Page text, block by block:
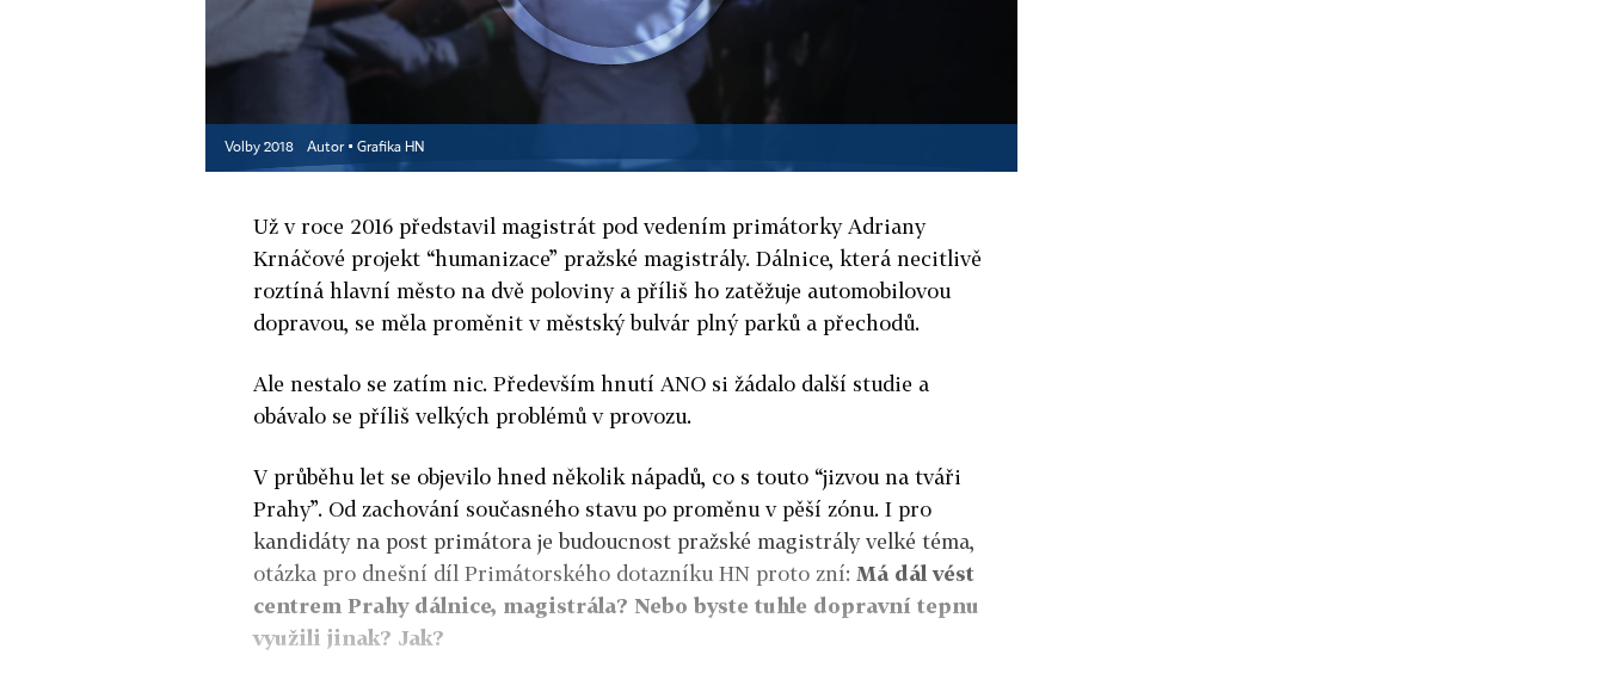
Volby 2018 Autor ▪ Grafika HN
Už v roce 2016 představil magistrát pod vedením primátorky Adriany
Krnáčové projekt “humanizace” pražské magistrály. Dálnice, která necitlivě
roztíná hlavní město na dvě poloviny a příliš ho zatěžuje automobilovou
dopravou, se měla proměnit v městský bulvár plný parků a přechodů.
Ale nestalo se zatím nic. Především hnutí ANO si žádalo další studie a
obávalo se příliš velkých problémů v provozu.
V průběhu let se objevilo hned několik nápadů, co s touto “jizvou na tváři
Prahy”. Od zachování současného stavu po proměnu v pěší zónu. I pro
kandidáty na post primátora je budoucnost pražské magistrály velké téma,
otázka pro dnešní díl Primátorského dotazníku HN proto zní: Má dál vést
centrem Prahy dálnice, magistrála? Nebo byste tuhle dopravní tepnu
využili jinak? Jak?